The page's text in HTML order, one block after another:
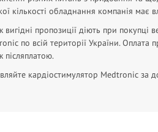
кількості обладнання компанія має
вигідні пропозиції діють при
по всій території України. Оплата
післяплатою.
кардіостимулятор Medtronic за